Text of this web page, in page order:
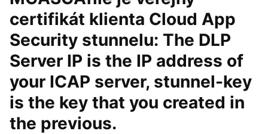
certifikát klienta Cloud App
Security stunnelu: The DLP
Server IP is the IP address of
your ICAP server, stunnel-key
is the key that you created in
the previous.